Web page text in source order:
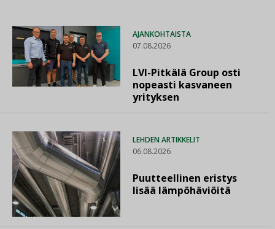
AJANKOHTAISTA
07.08.2026
LVI-Pitkälä Group osti
nopeasti kasvaneen
yrityksen
LEHDEN ARTIKKELIT
06.08.2026
Puutteellinen eristys
lisää lämpöhäviöitä